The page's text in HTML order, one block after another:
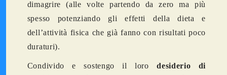
dimagrire (alle volte partendo da zero ma più
spesso potenziando gli effetti della dieta e
dell’attività fisica che già fanno con risultati poco
duraturi).
Condivido e sostengo il lorodesiderio di